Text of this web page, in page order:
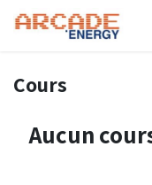
Se rendre au contenu
Cours
Aucun